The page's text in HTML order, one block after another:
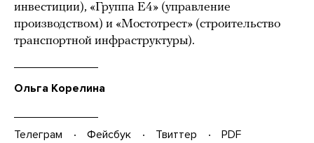
инвестиции), «Группа Е4» (управление
производством) и «Мостотрест» (строительство
транспортной инфраструктуры).
Ольга Корелина
Телеграм Фейсбук Твиттер
PDF